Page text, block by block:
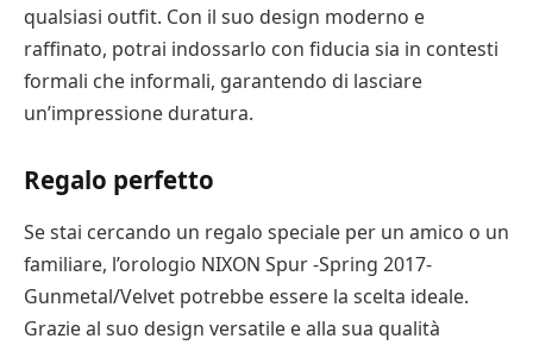
qualsiasi outfit. Con il suo design moderno e
raffinato, potrai indossarlo con fiducia sia in contesti
formali che informali, garantendo di lasciare
un’impressione duratura.
Regalo perfetto
Se stai cercando un regalo speciale per un amico o un
familiare, l’orologio NIXON Spur -Spring 2017-
Gunmetal/Velvet potrebbe essere la scelta ideale.
Grazie al suo design versatile e alla sua qualità